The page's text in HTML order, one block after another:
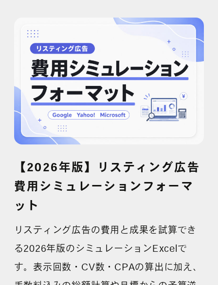
【2026年版】リスティング広告
費用シミュレーションフォーマ
ット
リスティング広告の費用と成果を試算でき
る2026年版のシミュレーションExcelで
す。表示回数・CV数・CPAの算出に加え、